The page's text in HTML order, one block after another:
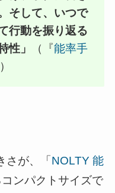
そして、いつで
行動を振り返る
性」
（『能率手
さが、「 NOLTY 能
ンパクトサイズで